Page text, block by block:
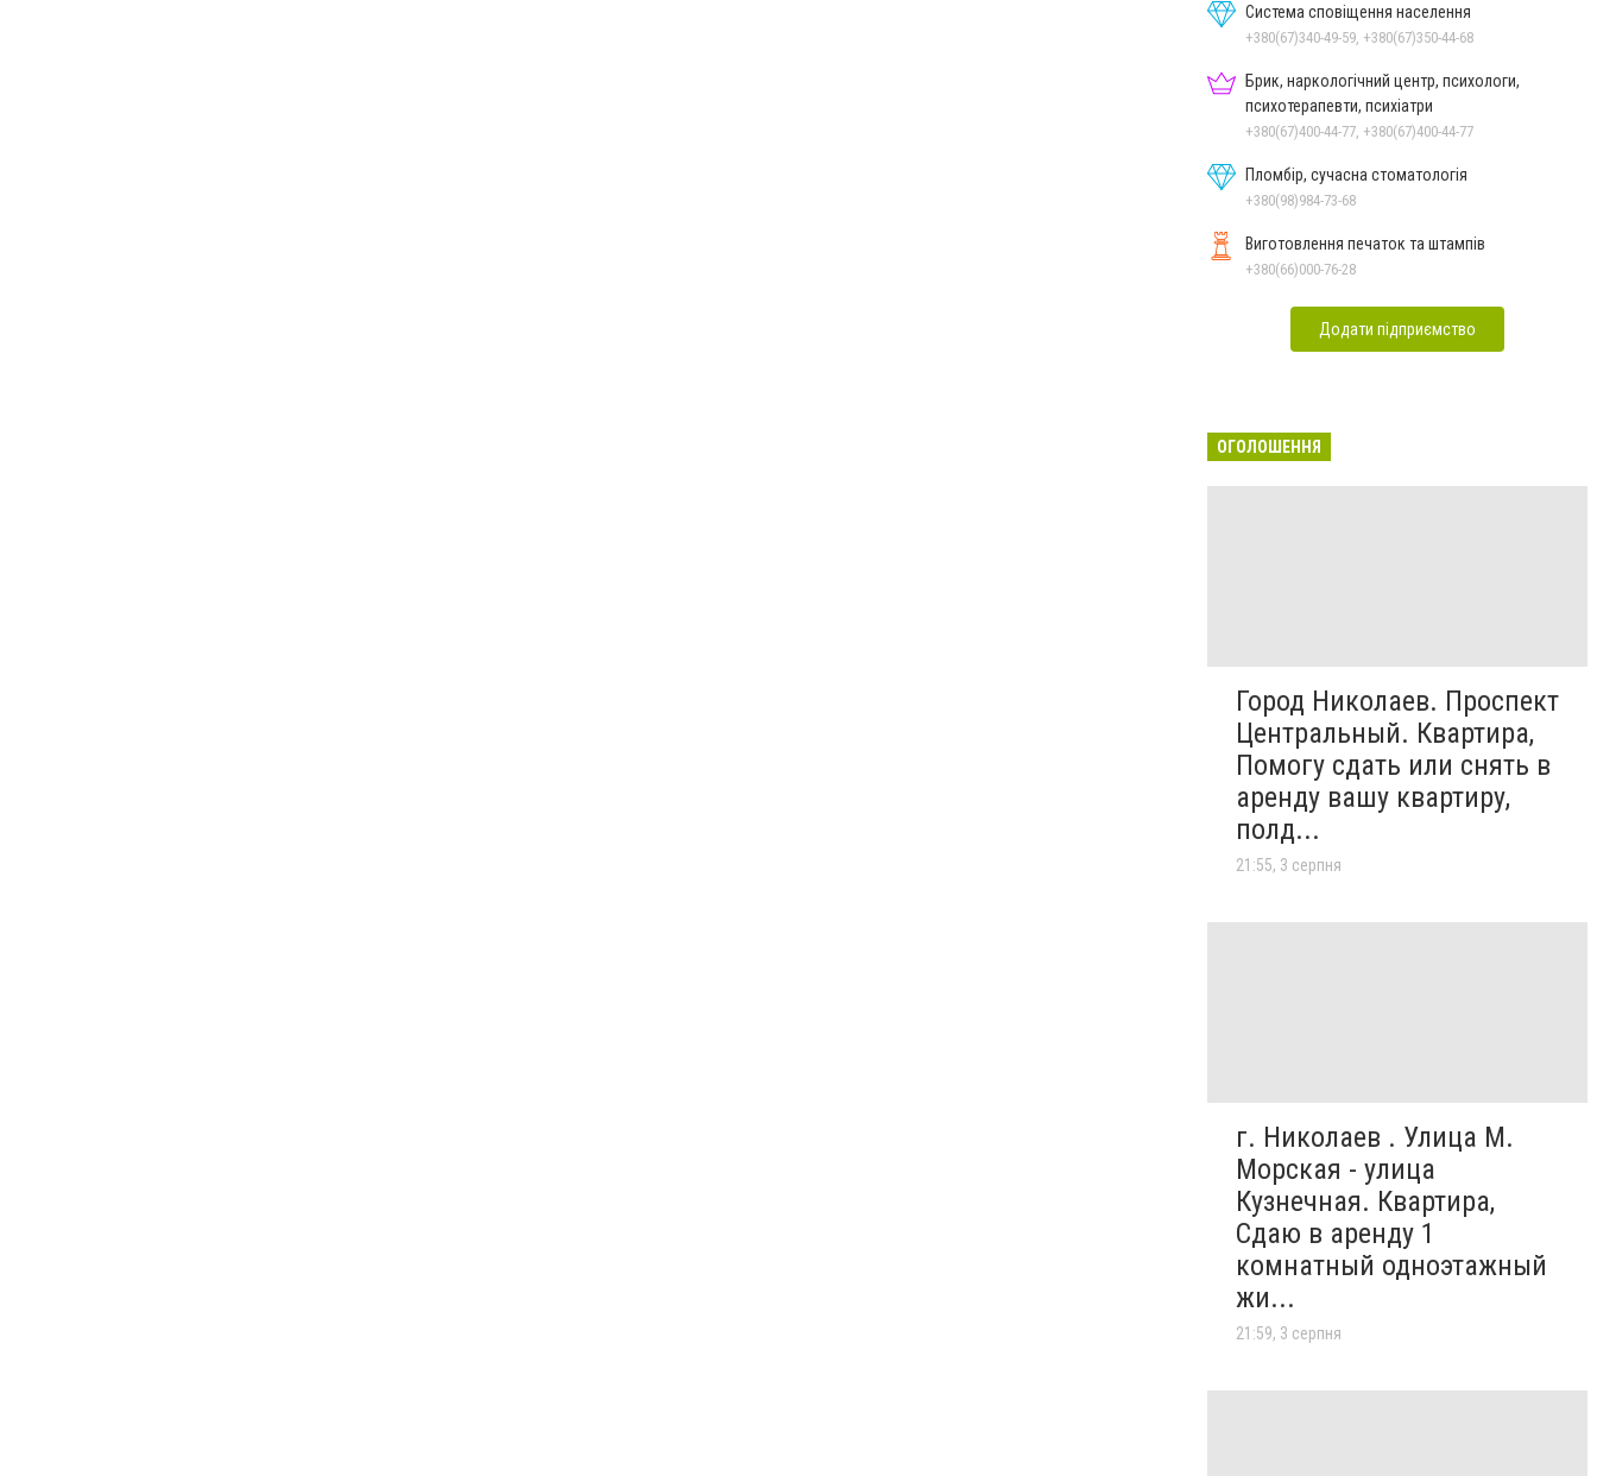
Система сповіщення населення
+380(67)340-49-59, +380(67)350-44-68
Брик, наркологічний центр, психологи,
психотерапевти, психіатри
+380(67)400-44-77, +380(67)400-44-77
Пломбір, сучасна стоматологія
+380(98)984-73-68
Виготовлення печаток та штампів
+380(66)000-76-28
Додати підприємство
ОГОЛОШЕННЯ
Город Николаев. Проспект
Центральный. Квартира,
Помогу сдать или снять в
аренду вашу квартиру,
полд...
21:55, 3 серпня
г. Николаев . Улица М.
Морская - улица
Кузнечная. Квартира,
Сдаю в аренду 1
комнатный одноэтажный
жи...
21:59, 3 серпня